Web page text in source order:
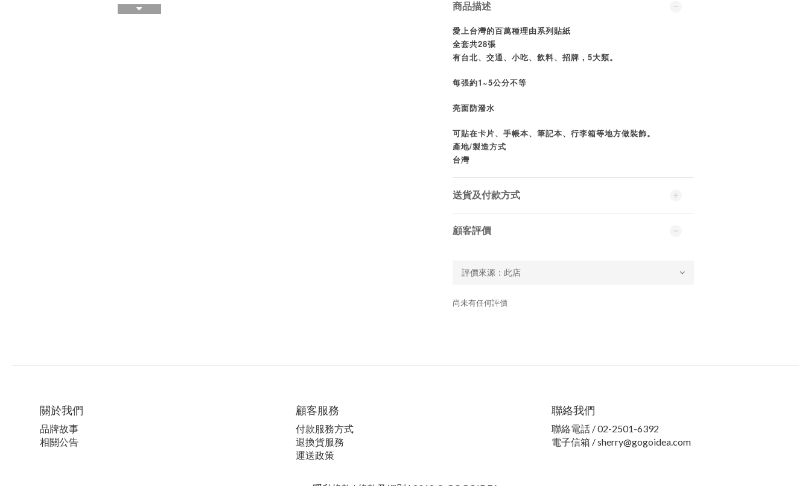
商品描述
愛上台灣的百萬種理由系列貼紙
全套共28張
有台北、交通、小吃、飲料、招牌，5大類。
每張約1~5公分不等
亮面防潑水
可貼在卡片、手帳本、筆記本、行李箱等地方做裝飾。
產地/製造方式
台灣
送貨及付款方式
顧客評價
尚未有任何評價
關於我們
品牌故事
相關公告
顧客服務
付款服務方式
退換貨服務
運送政策
聯絡我們
聯絡電話 / 02-2501-6392
電子信箱 / sherry@gogoidea.com